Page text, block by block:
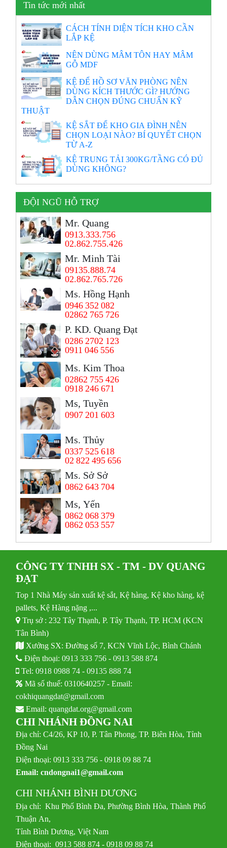
Tin tức mới nhất
CÁCH TÍNH DIỆN TÍCH KHO CẦN
LẮP KỆ
NÊN DÙNG MÂM TÔN HAY MÂM
GỖ MDF
KỆ ĐỂ HỒ SƠ VĂN PHÒNG NÊN
DÙNG KÍCH THƯỚC GÌ? HƯỚNG
DẪN CHỌN ĐÚNG CHUẨN KỸ
THUẬT
KỆ SẮT ĐỂ KHO GIA ĐÌNH NÊN
CHỌN LOẠI NÀO? BÍ QUYẾT CHỌN
TỪ A-Z
KỆ TRUNG TẢI 300KG/TẦNG CÓ ĐỦ
DÙNG KHÔNG?
ĐỘI NGŨ HỖ TRỢ
Mr. Quang
0913.333.756
02.862.755.426
Mr. Minh Tài
09135.888.74
02.862.765.726
Ms. Hồng Hạnh
0946 352 082
02862 765 726
P. KD. Quang Đạt
0286 2702 123
0911 046 556
Ms. Kim Thoa
02862 755 426
0918 246 671
Ms, Tuyền
0907 201 603
Ms. Thủy
0337 525 618
02 822 495 656
Ms. Sở Sở
0862 643 704
Ms, Yến
0862 068 379
0862 053 557
CÔNG TY TNHH SX - TM - DV QUANG
ĐẠT
Top 1 Nhà Máy sản xuất kệ sắt, Kệ hàng, Kệ kho hàng, kệ
pallets, Kệ Hàng nặng ,...
Trụ sở : 232 Tây Thạnh, P. Tây Thạnh, TP. HCM (KCN
Tân Bình)
Xưởng SX: Đường số 7, KCN Vĩnh Lộc, Bình Chánh
Điện thoại:0913 333 756 -0913 588 874
Tel:0918 0988 74 -09135 888 74
Mã số thuế: 0310640257 - Email:
cokhiquangdat@gmail.com
Email:quangdat.org@gmail.com
CHI NHÁNH ĐỒNG NAI
Địa chỉ: C4/26, KP 10, P. Tân Phong, TP. Biên Hòa, Tỉnh
Đồng Nai
Điện thoại: 0913 333 756 - 0918 09 88 74
Email:cndongnai1@gmail.com
CHI NHÁNH BÌNH DƯƠNG
Địa chỉ: Khu Phố Bình Đa, Phường Bình Hòa, Thành Phố
Thuận An,
Tỉnh Bình Dương, Việt Nam
Điện thoại: 0913 588 874 - 0918 09 88 74